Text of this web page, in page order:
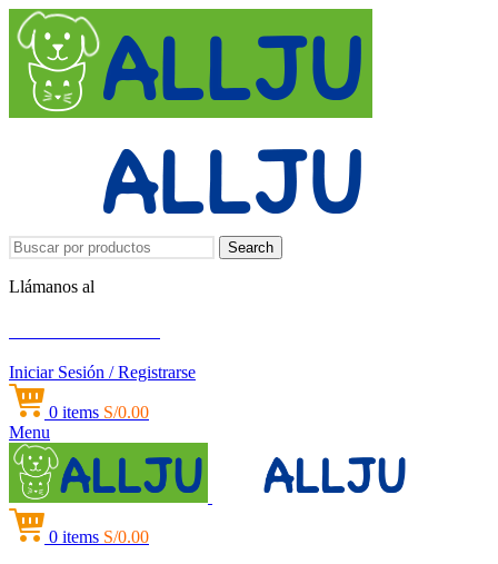
Search
Llámanos al
Iniciar Sesión / Registrarse
0 items S/0.00
Menu
0 items S/0.00